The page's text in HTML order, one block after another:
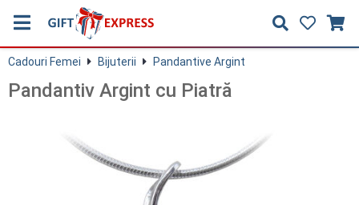
Cadouri Femei Bijuterii Pandantive Argint
Pandantiv Argint cu Piatră